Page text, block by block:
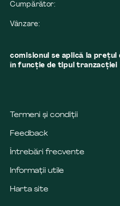
Cumpărător:
Vânzare:
comisionul se aplică la preţul
în funcţie de tipul tranzacţiei
Termeni și condiții
Feedback
Întrebări frecvente
Informații utile
Harta site